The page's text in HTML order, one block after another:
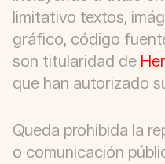
limitativo textos,
gráfico, código
son titularidad de
que han autorizado
Queda prohibida la
o comunicación